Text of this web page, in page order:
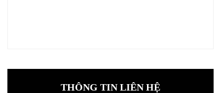
THÔNG TIN LIÊN HỆ